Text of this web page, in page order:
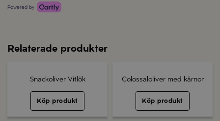
Powered by
Relaterade produkter
Snackoliver Vitlök
Köp produkt
Colossaloliver med kärnor
Köp produkt